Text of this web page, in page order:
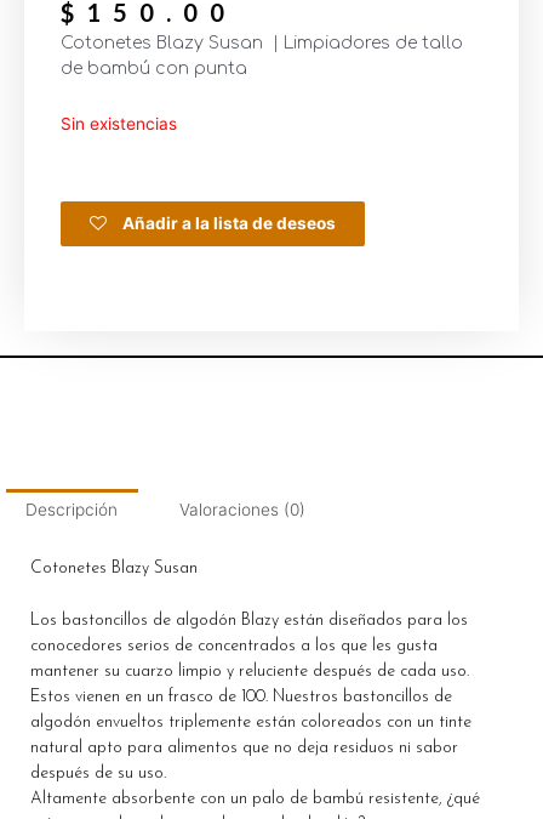
$ 150.00
Cotonetes Blazy Susan | Limpiadores de tallo
de bambú con punta
Sin existencias
Añadir a la lista de deseos
Descripción Valoraciones (0)
Cotonetes Blazy Susan
Los bastoncillos de algodón Blazy están diseñados para los
conocedores serios de concentrados a los que les gusta
mantener su cuarzo limpio y reluciente después de cada uso.
Estos vienen en un frasco de 100. Nuestros bastoncillos de
algodón envueltos triplemente están coloreados con un tinte
natural apto para alimentos que no deja residuos ni sabor
después de su uso.
Altamente absorbente con un palo de bambú resistente, ¿qué